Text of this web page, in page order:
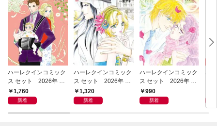
ハーレクインコミック
ス セット 2026年 vo
l.1214
1,760
新着
ハーレクインコミック
ス セット 2026年 vo
l.1157
1,320
新着
ハーレクインコミック
ス セット 2026年 vo
l.1089
990
新着
ハ